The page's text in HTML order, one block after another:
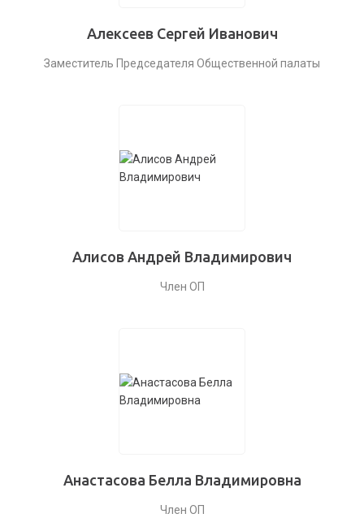
Алексеев Сергей Иванович
Заместитель Председателя Общественной палаты
Алисов Андрей Владимирович
Член ОП
Анастасова Белла Владимировна
Член ОП